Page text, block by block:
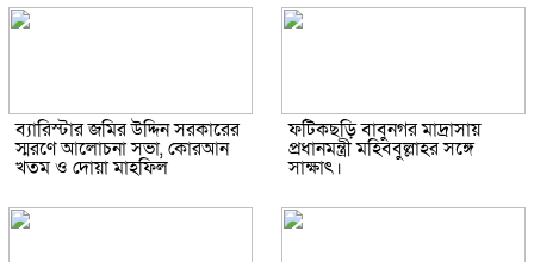
ব্যারিস্টার জমির উদ্দিন সরকারের
স্মরণে আলোচনা সভা, কোরআন
খতম ও দোয়া মাহফিল
ফটিকছড়ি বাবুনগর মাদ্রাসায়
প্রধানমন্ত্রী মহিববুল্লাহর সঙ্গে
সাক্ষাৎ।